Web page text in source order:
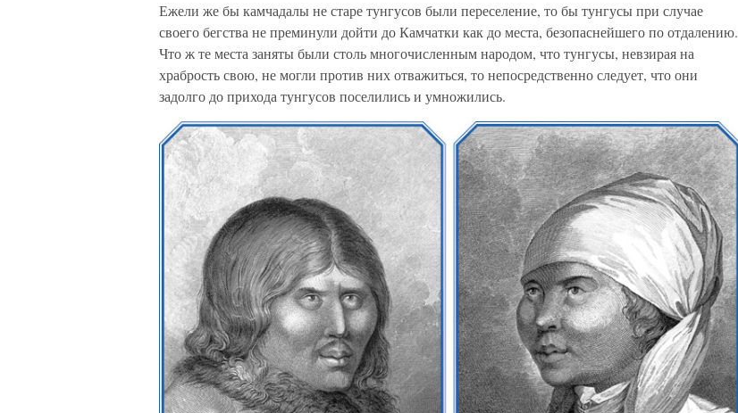
Ежели же бы камчадалы не старе тунгусов были переселение, то бы тунгусы при случае
своего бегства не преминули дойти до Камчатки как до места, безопаснейшего по отдалению.
Что ж те места заняты были столь многочисленным народом, что тунгусы, невзирая на
храбрость свою, не могли против них отважиться, то непосредственно следует, что они
задолго до прихода тунгусов поселились и умножились.